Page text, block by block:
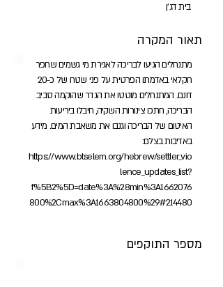
בית דג'ן
תאור המקרה
מתנחלים הגיעו לבריכה לאגירת מי גשמים שחפר
חקלאי באדמתו הפרטית על פני שטח של כ-20
דונם. המתנחלים מוטטו את הגדר שהוקמה סביב
הבריכה, חתכו צינורות השקיה, חיבלו ביריעות
האיטום של הבריכה וגנבו את משאבת המים. מידע
באדיבות בצלם:
https://www.btselem.org/hebrew/settler_vio
lence_updates_list?
f%5B2%5D=date%3A%28min%3A1662076
800%2Cmax%3A1663804800%29#214480
מספר התוקפים